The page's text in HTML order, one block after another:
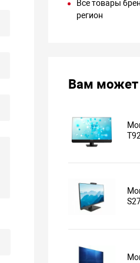
Все товары
регион
Вам может